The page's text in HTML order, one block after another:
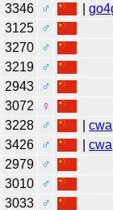
3346 ♂ |
3125
♂
3270
♂
3219
♂
2943
♂
3072
♀
3228 ♂ |cwa
3426 ♂ |cwa
2979
♂
3010
♂
3033
♂